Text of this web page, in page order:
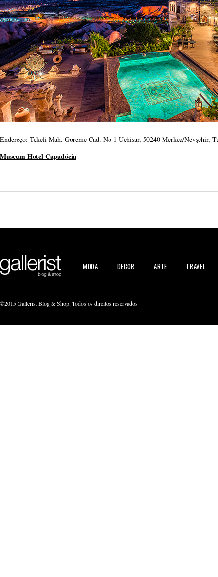
Endereço: Tekeli Mah. Goreme Cad. No 1 Uchisar, 50240 Merkez/Nevşehir,
Museum Hotel Capadócia
MODA DECOR ARTE TRAVEL
©2015 Gallerist Blog & Shop. Todos os direitos reservados